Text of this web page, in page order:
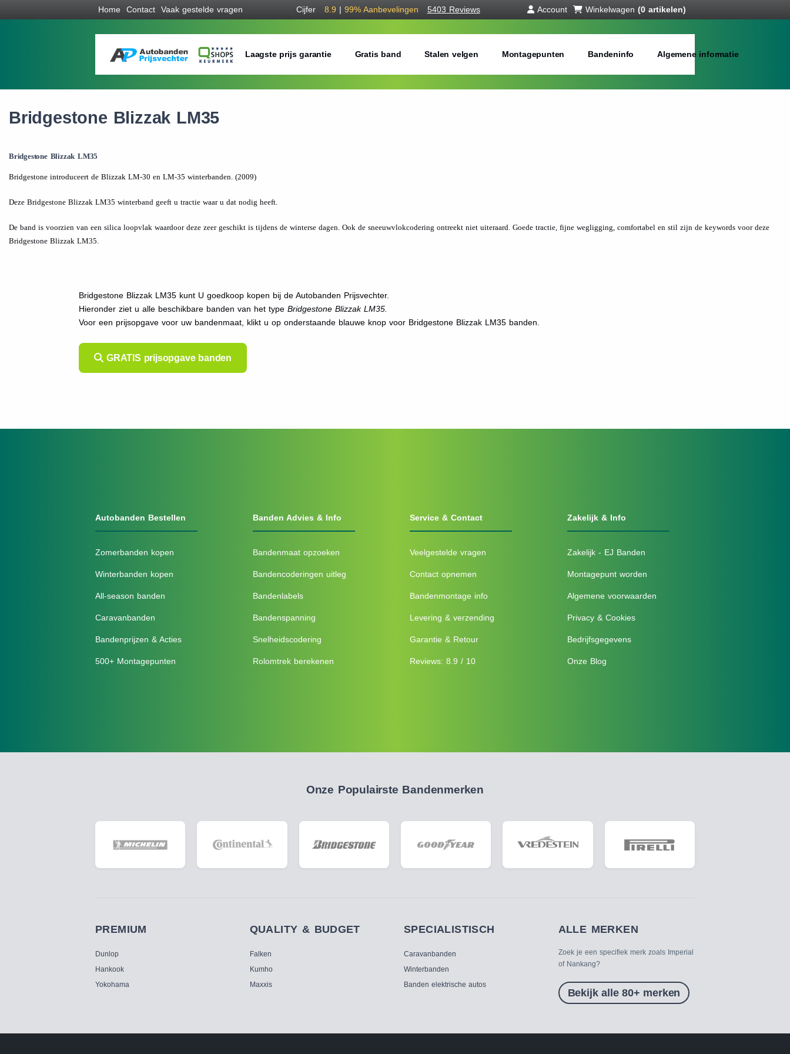
Home Contact Vaak gestelde vragen Cijfer 8.9 | 99% Aanbevelingen 5403 Reviews Account Winkelwagen (0 artikelen)
Laagste prijs garantie Gratis band Stalen velgen Montagepunten Bandeninfo Algemene informatie
Bridgestone Blizzak LM35
Bridgestone Blizzak LM35
Bridgestone introduceert de Blizzak LM-30 en LM-35 winterbanden. (2009)
Deze Bridgestone Blizzak LM35 winterband geeft u tractie waar u dat nodig heeft.
De band is voorzien van een silica loopvlak waardoor deze zeer geschikt is tijdens de winterse dagen. Ook de sneeuwvlokcodering ontreekt niet uiteraard. Goede tractie, fijne wegligging, comfortabel en stil zijn de keywords voor deze
Bridgestone Blizzak LM35.
Bridgestone Blizzak LM35 kunt U goedkoop kopen bij de Autobanden Prijsvechter.
Hieronder ziet u alle beschikbare banden van het typeBridgestone Blizzak LM35.
Voor een prijsopgave voor uw bandenmaat, klikt u op onderstaande blauwe knop voor Bridgestone Blizzak LM35 banden.
GRATIS prijsopgave banden
Autobanden Bestellen
Zomerbanden kopen
Winterbanden kopen
All-season banden
Caravanbanden
Bandenprijzen & Acties
500+ Montagepunten
Banden Advies & Info
Bandenmaat opzoeken
Bandencoderingen uitleg
Bandenlabels
Bandenspanning
Snelheidscodering
Rolomtrek berekenen
Service & Contact
Veelgestelde vragen
Contact opnemen
Bandenmontage info
Levering & verzending
Garantie & Retour
Reviews: 8.9 / 10
Zakelijk & Info
Zakelijk - EJ Banden
Montagepunt worden
Algemene voorwaarden
Privacy & Cookies
Bedrijfsgegevens
Onze Blog
Onze Populairste Bandenmerken
PREMIUM
Dunlop
Hankook
Yokohama
QUALITY & BUDGET
Falken
Kumho
Maxxis
SPECIALISTISCH
Caravanbanden
Winterbanden
Banden elektrische autos
ALLE MERKEN
Zoek je een specifiek merk zoals Imperial
of Nankang?
Bekijk alle 80+ merken